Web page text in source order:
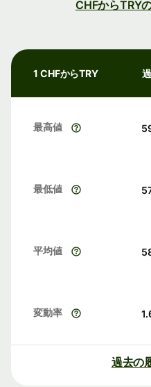
CHFからTRY
1 CHFからTRY
最高値
最低値
平均値
変動率
過去の